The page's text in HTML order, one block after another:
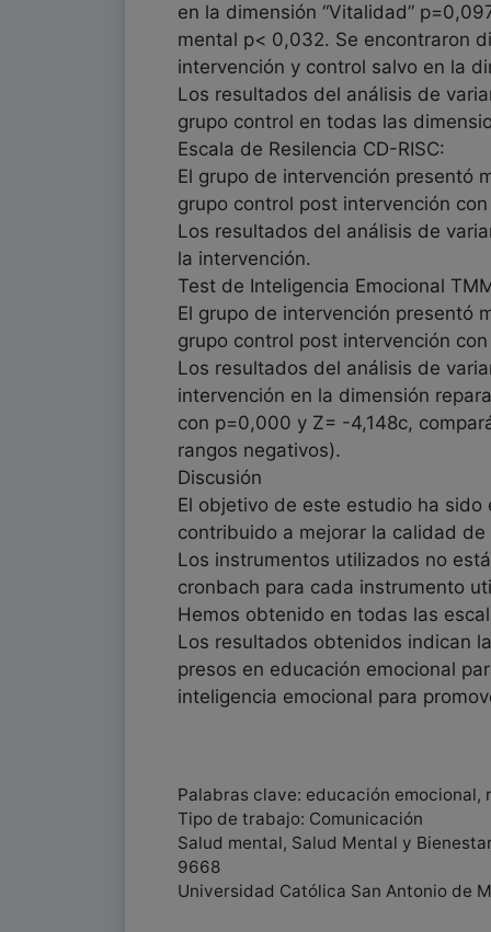
en la dimensión “Vitalidad”
mental p< 0,032. Se encontraron
intervención y control salvo en la
Los resultados del análisis de
grupo control en todas las
Escala de Resilencia CD-RISC:
El grupo de intervención presentó
grupo control post intervención
Los resultados del análisis de
la intervención.
Test de Inteligencia Emocional
El grupo de intervención presentó
grupo control post intervención
Los resultados del análisis de
intervención en la dimensión
con p=0,000 y Z= -4,148c,
rangos negativos).
Discusión
El objetivo de este estudio ha
contribuido a mejorar la calidad
Los instrumentos utilizados no
cronbach para cada instrumento
Hemos obtenido en todas las
Los resultados obtenidos indican
presos en educación emocional
inteligencia emocional para
Palabras clave: educación
Tipo de trabajo: Comunicación
Salud mental, Salud Mental y
9668
Universidad Católica San Antonio de